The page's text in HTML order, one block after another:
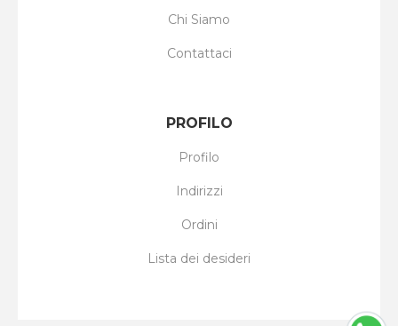
Chi Siamo
Contattaci
PROFILO
Profilo
Indirizzi
Ordini
Lista dei desideri